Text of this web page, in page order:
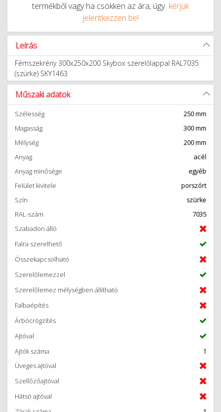
termékből vagy ha csökken az ára, úgy kérjük
jelentkezzen be!
Leírás
Fémszekrény 300x250x200 Skybox szerelőlappal RAL7035
(szürke) SKY1463
Műszaki adatok
Szélesség
250 mm
Magasság
300 mm
Mélység
200 mm
Anyag
acél
Anyag minősége
egyéb
Felület kivitele
porszórt
Szín
szürke
RAL-szám
7035
Szabadon álló
Falra szerelhető
Összekapcsolható
Szerelőlemezzel
Szerelőlemez mélységben állítható
Falbaépítés
Árbócrögzítés
Ajtóval
Ajtók száma
1
Üveges ajtóval
Szellőzőajtóval
Hátsó ajtóval